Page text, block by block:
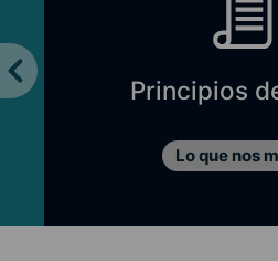
Principios
Lo que nos